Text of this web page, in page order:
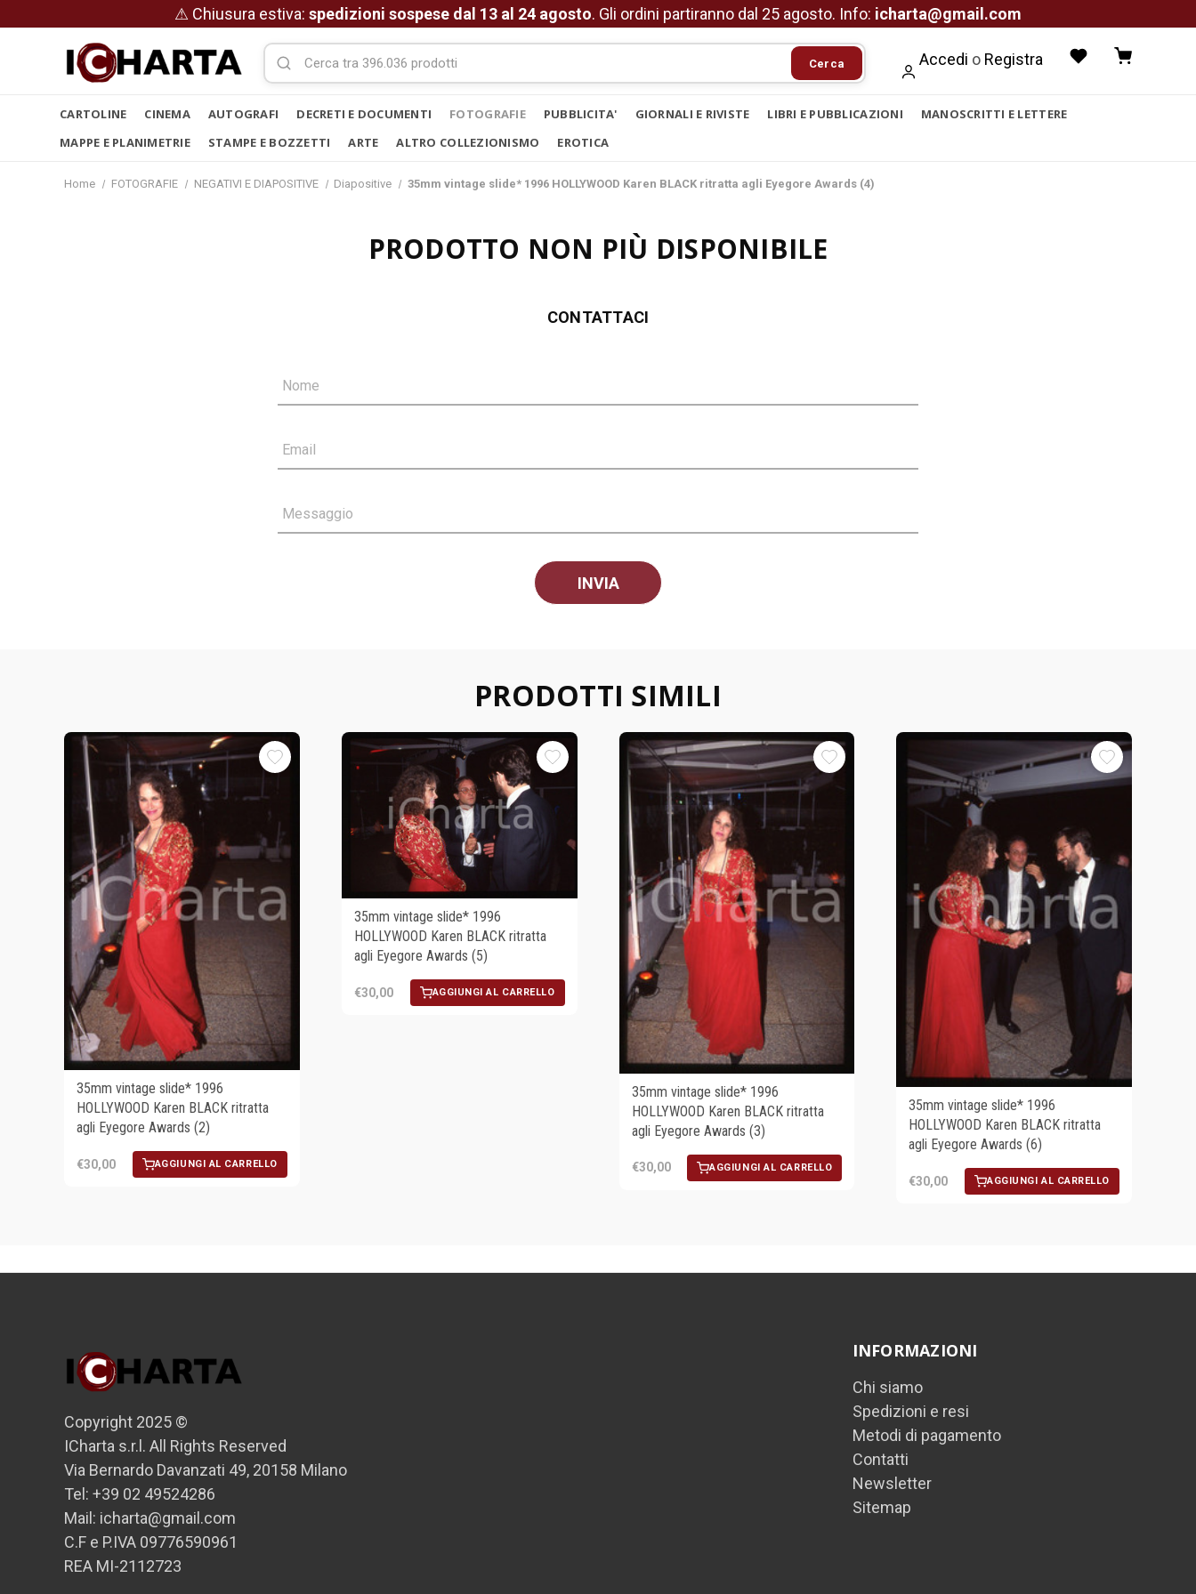
⚠ Chiusura estiva: spedizioni sospese dal 13 al 24 agosto. Gli ordini partiranno dal 25 agosto. Info: icharta@gmail.com
Cerca Accedi o Registra
CARTOLINE CINEMA AUTOGRAFI DECRETI E DOCUMENTI FOTOGRAFIE PUBBLICITA' GIORNALI E RIVISTE LIBRI E PUBBLICAZIONI
MANOSCRITTI E LETTERE
MAPPE E PLANIMETRIE
STAMPE E BOZZETTI ARTE ALTRO COLLEZIONISMO EROTICA
Home FOTOGRAFIE NEGATIVI E DIAPOSITIVE Diapositive 35mm vintage slide* 1996 HOLLYWOOD Karen BLACK ritratta agli Eyegore Awards (4)
PRODOTTO NON PIÙ DISPONIBILE
CONTATTACI
Nome
Email
Messaggio
PRODOTTI SIMILI
35mm vintage slide* 1996
HOLLYWOOD Karen BLACK ritratta
agli Eyegore Awards (2)
€30,00 AGGIUNGI AL CARRELLO
35mm vintage slide* 1996
HOLLYWOOD Karen BLACK ritratta
agli Eyegore Awards (5)
€30,00 AGGIUNGI AL CARRELLO
35mm vintage slide* 1996
HOLLYWOOD Karen BLACK ritratta
agli Eyegore Awards (3)
€30,00 AGGIUNGI AL CARRELLO
35mm vintage slide* 1996
HOLLYWOOD Karen BLACK ritratta
agli Eyegore Awards (6)
€30,00 AGGIUNGI AL CARRELLO
Copyright 2025 ©
ICharta s.r.l. All Rights Reserved
Via Bernardo Davanzati 49, 20158 Milano
Tel: +39 02 49524286
Mail: icharta@gmail.com
C.F e P.IVA 09776590961
REA MI-2112723
INFORMAZIONI
Chi siamo
Spedizioni e resi
Metodi di pagamento
Contatti
Newsletter
Sitemap